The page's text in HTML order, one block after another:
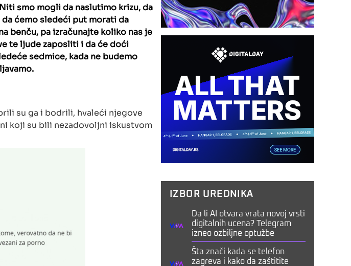
smo mogli da naslutimo krizu, da
ćemo sledeći put morati da
benču, pa izračunajte koliko nas je
te ljude zaposliti i da će doći
sedmice, kada ne budemo
su ga i bodrili, hvaleći njegove
koji su bili nezadovoljni iskustvom
IZBOR UREDNIKA
Da li AI otvara vrata novoj vrsti
digitalnih ucena? Telegram
izneo ozbiljne optužbe
Šta znači kada se telefon
zagreva i kako da zaštitite